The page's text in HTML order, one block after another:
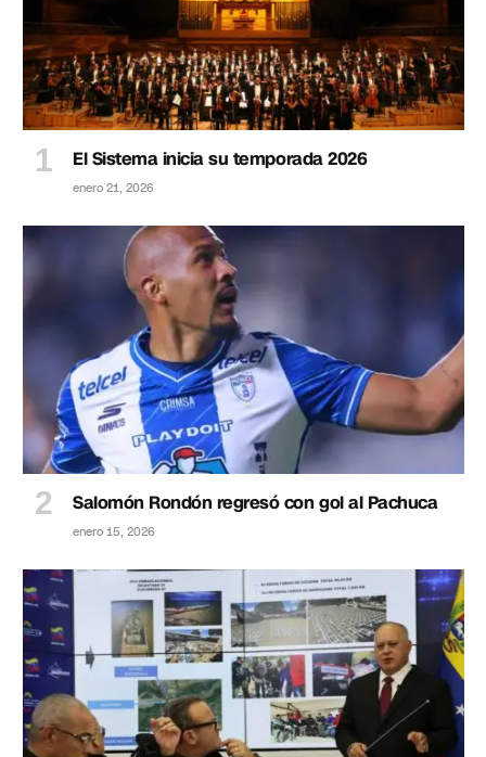
El Sistema inicia su temporada 2026
enero 21, 2026
Salomón Rondón regresó con gol al Pachuca
enero 15, 2026